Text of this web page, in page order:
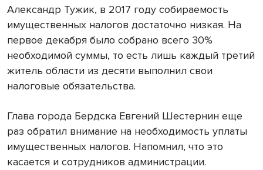
Александр Тужик, в 2017 году собираемость
имущественных налогов достаточно низкая. На
первое декабря было собрано всего 30%
необходимой суммы, то есть лишь каждый третий
житель области из десяти выполнил свои
налоговые обязательства.
Глава города Бердска Евгений Шестернин еще
раз обратил внимание на необходимость уплаты
имущественных налогов. Напомнил, что это
касается и сотрудников администрации.